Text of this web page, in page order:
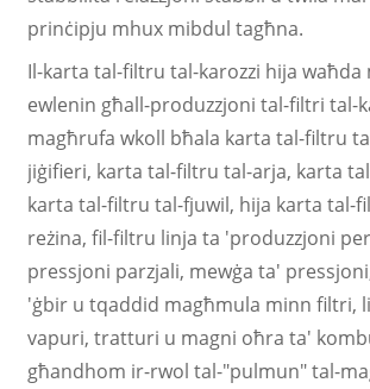
prinċipju mhux mibdul tagħna.
Il-karta tal-filtru tal-karozzi hija
ewlenin għall-produzzjoni tal-filtri tal-
magħrufa wkoll bħala karta tal-filtru
jiġifieri, karta tal-filtru tal-arja, karta
karta tal-filtru tal-fjuwil, hija karta tal-
reżina, fil-filtru linja ta 'produzzjoni
pressjoni parzjali, mewġa ta'
'ġbir u tqaddid magħmula minn filtri,
vapuri, tratturi u magni oħra ta'
għandhom ir-rwol tal-"pulmun" tal-